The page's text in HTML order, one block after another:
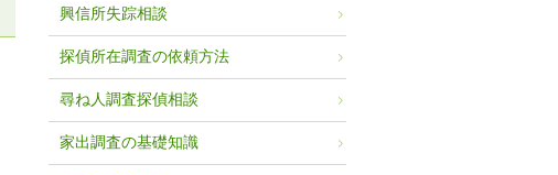
興信所失踪相談
探偵所在調査の依頼方法
尋ね人調査探偵相談
家出調査の基礎知識